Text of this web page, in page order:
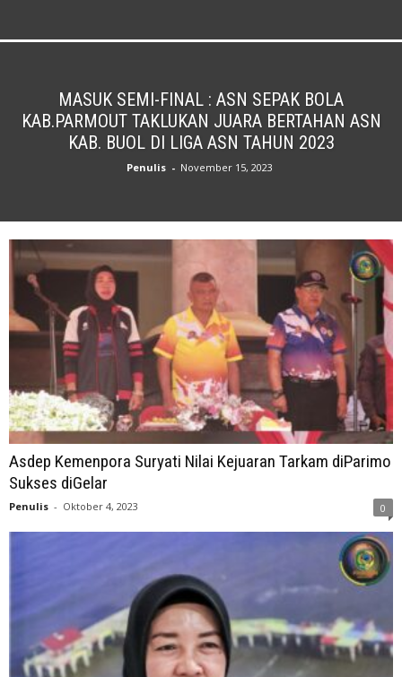
MASUK SEMI-FINAL : ASN SEPAK BOLA
KAB.PARMOUT TAKLUKAN JUARA BERTAHAN ASN
KAB. BUOL DI LIGA ASN TAHUN 2023
Penulis - November 15, 2023
Asdep Kemenpora Suryati Nilai Kejuaran Tarkam diParimo
Sukses diGelar
Penulis - Oktober 4, 2023 0